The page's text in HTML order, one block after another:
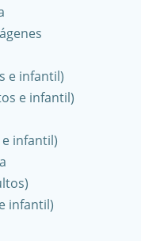
e infantil)
e infantil)
infantil)
infantil)